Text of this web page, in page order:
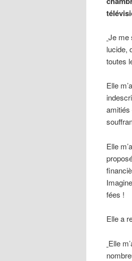
Je me
lucide,
toutes
Elle
amitiés
Elle
fées !
Elle a
Elle